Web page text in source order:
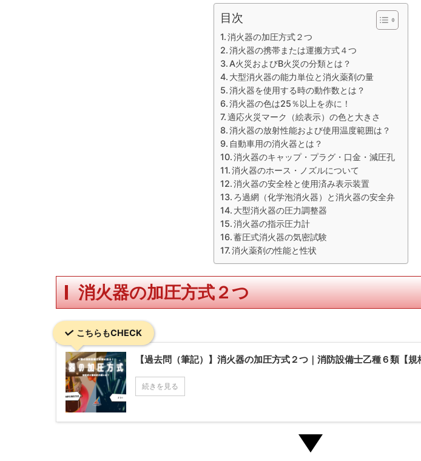
目次
消火器の加圧方式２つ
消火器の携帯または運搬方式４つ
A火災およびB火災の分類とは？
大型消火器の能力単位と消火薬剤の量
消火器を使用する時の動作数とは？
消火器の色は25％以上を赤に！
適応火災マーク（絵表示）の色と大きさ
消火器の放射性能および使用温度範囲は？
自動車用の消火器とは？
消火器のキャップ・プラグ・口金・減圧孔
消火器のホース・ノズルについて
消火器の安全栓と使用済み表示装置
ろ過網（化学泡消火器）と消火器の安全弁
大型消火器の圧力調整器
消火器の指示圧力計
蓄圧式消火器の気密試験
消火薬剤の性能と性状
消火器の加圧方式２つ
こちらもCHECK
【過去問（筆記）】消火器の加圧方式２つ｜消防設備士乙種６類【
続きを見る